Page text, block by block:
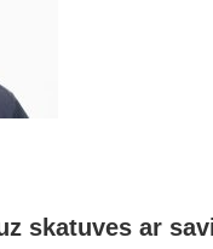
skatuves ar